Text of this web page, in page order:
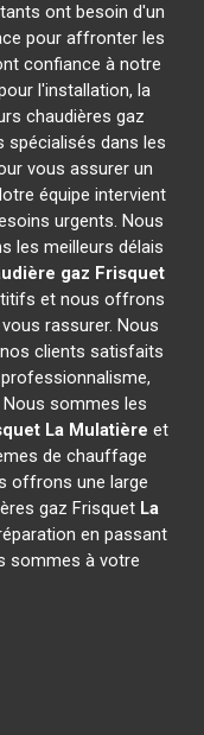
ont besoin d'un
pour affronter les
confiance à notre
l'installation, la
chaudières gaz
spécialisés dans les
vous assurer un
équipe intervient
urgents. Nous
les meilleurs délais
gaz Frisquet
et nous offrons
rassurer. Nous
clients satisfaits
sommes les
La Mulatière et
de chauffage
offrons une large
gaz Frisquet La
en passant
sommes à votre